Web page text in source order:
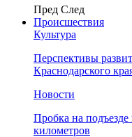
Пред След
Происшествия
Культура
Перспективы
Краснодарского
Новости
Пробка на
километров